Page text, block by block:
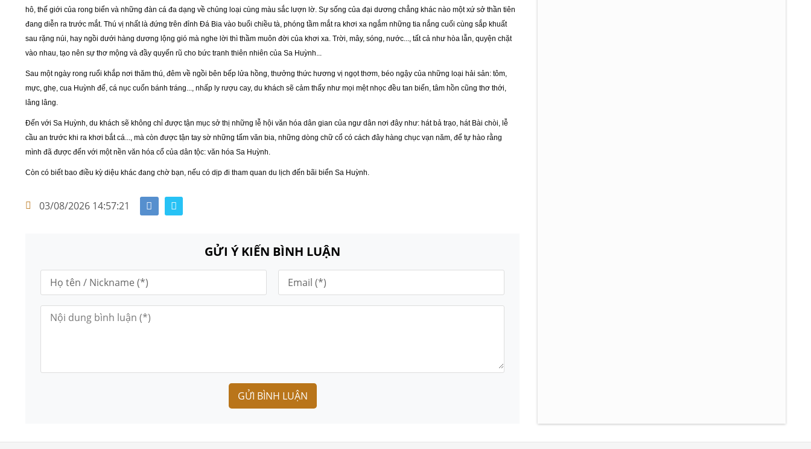
hô, thế giới của rong biển và những đàn cá đa dạng về chủng loại cùng màu sắc lượn lờ. Sự sống của đại dương chẳng khác nào một xứ sở thần tiên
đang diễn ra trước mắt. Thú vị nhất là đứng trên đỉnh Đá Bia vào buổi chiều tà, phóng tầm mắt ra khơi xa ngắm những tia nắng cuối cùng sắp khuất
sau rặng núi, hay ngồi dưới hàng dương lộng gió mà nghe lời thì thầm muôn đời của khơi xa. Trời, mây, sóng, nước..., tất cả như hòa lẫn, quyện chặt
vào nhau, tạo nên sự thơ mộng và đầy quyến rũ cho bức tranh thiên nhiên của Sa Huỳnh...
Sau một ngày rong ruổi khắp nơi thăm thú, đêm về ngồi bên bếp lửa hồng, thưởng thức hương vị ngọt thơm, béo ngậy của những loại hải sản: tôm,
mực, ghẹ, cua Huỳnh đế, cá nục cuốn bánh tráng..., nhấp ly rượu cay, du khách sẽ cảm thấy như mọi mệt nhọc đều tan biến, tâm hồn cũng thơ thới,
lâng lâng.
Đến với Sa Huỳnh, du khách sẽ không chỉ được tận mục sở thị những lễ hội văn hóa dân gian của ngư dân nơi đây như: hát bả trạo, hát Bài chòi, lễ
cầu an trước khi ra khơi bắt cá..., mà còn được tận tay sờ những tấm văn bia, những dòng chữ cổ có cách đây hàng chục vạn năm, để tự hào rằng
mình đã được đến với một nền văn hóa cổ của dân tộc: văn hóa Sa Huỳnh.
Còn có biết bao điều kỳ diệu khác đang chờ bạn, nếu có dịp đi tham quan du lịch đến bãi biển Sa Huỳnh.
03/08/2026 14:57:21
GỬI Ý KIẾN BÌNH LUẬN
GỬI BÌNH LUẬN